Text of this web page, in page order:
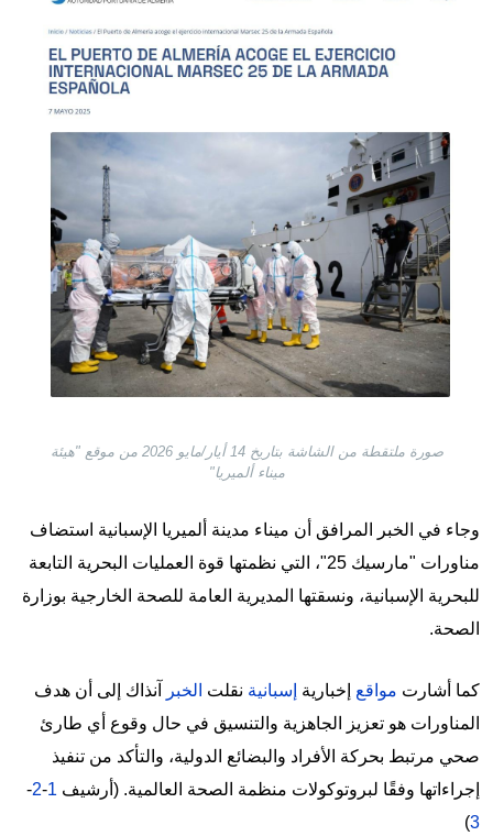
صورة ملتقطة من الشاشة بتاريخ 14 أيار/مايو 2026 من موقع "هيئة
ميناء ألميريا"
وجاء في الخبر المرافق أن ميناء مدينة ألميريا الإسبانية استضاف
مناورات "مارسيك 25"، التي نظمتها قوة العمليات البحرية التابعة
للبحرية الإسبانية، ونسقتها المديرية العامة للصحة الخارجية بوزارة
الصحة.
كما أشارت مواقع إخبارية إسبانية نقلت الخبر
آنذاك إلى أن هدف
المناورات هو تعزيز الجاهزية والتنسيق في حال وقوع أي طارئ
صحي مرتبط بحركة الأفراد والبضائع الدولية، والتأكد من تنفيذ
إجراءاتها وفقًا لبروتوكولات منظمة الصحة العالمية. (أرشيف 1
-
2
-
3
)